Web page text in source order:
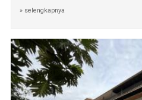
» selengkapnya